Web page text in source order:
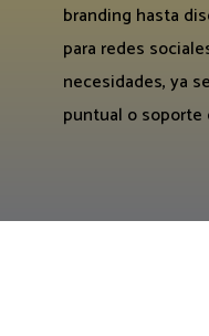
branding hasta
para redes
necesidades, ya
puntual o